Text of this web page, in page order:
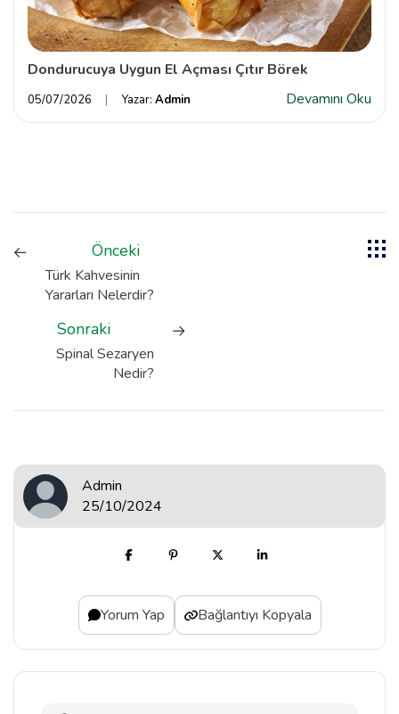
Dondurucuya Uygun El Açması Çıtır Börek
05/07/2026 Yazar: Admin Devamını Oku
Önceki
Türk Kahvesinin
Yararları Nelerdir?
Sonraki
Spinal Sezaryen
Nedir?
Admin
25/10/2024
Yorum Yap Bağlantıyı Kopyala